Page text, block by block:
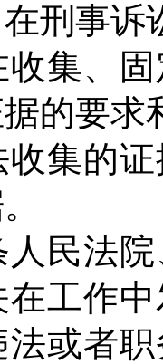
刑事诉
、固
的要求
的证
法院
工作
或者